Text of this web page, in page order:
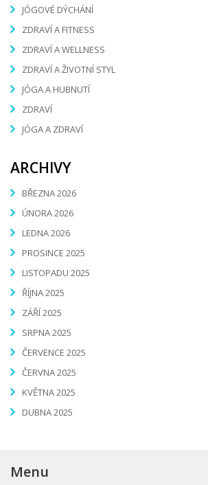
JÓGOVÉ DÝCHÁNÍ
ZDRAVÍ A FITNESS
ZDRAVÍ A WELLNESS
ZDRAVÍ A ŽIVOTNÍ STYL
JÓGA A HUBNUTÍ
ZDRAVÍ
JÓGA A ZDRAVÍ
ARCHIVY
BŘEZNA 2026
ÚNORA 2026
LEDNA 2026
PROSINCE 2025
LISTOPADU 2025
ŘÍJNA 2025
ZÁŘÍ 2025
SRPNA 2025
ČERVENCE 2025
ČERVNA 2025
KVĚTNA 2025
DUBNA 2025
Menu